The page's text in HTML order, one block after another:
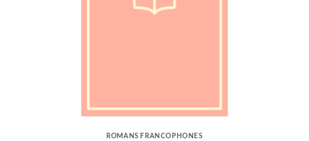
ROMANS FRANCOPHONES